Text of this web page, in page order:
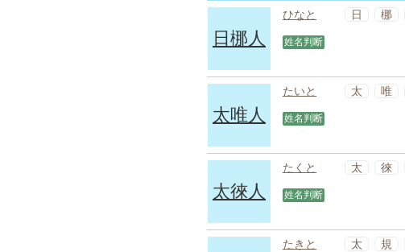
日梛人
ひなと 日 梛
姓名判断
太唯人
たいと 太 唯
姓名判断
太徠人
たくと 太 徠
姓名判断
たきと 太 規